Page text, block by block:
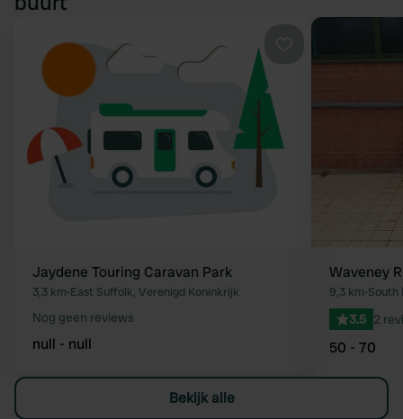
Favoriet
Jaydene Touring Caravan Park
3,3 km•East Suffolk, Verenigd Koninkrijk
Nog geen reviews
null - null
Waveney
9,3 km•South
3.5 2
50 - 70
Bekijk alle